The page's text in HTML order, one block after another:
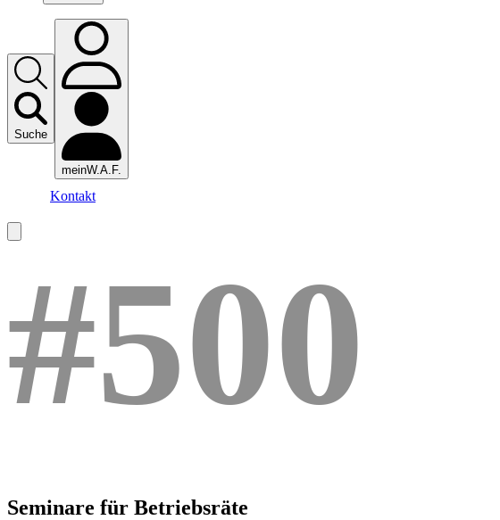
Suche
meinW.A.F.
Kontakt
#500
Seminare für Betriebsräte